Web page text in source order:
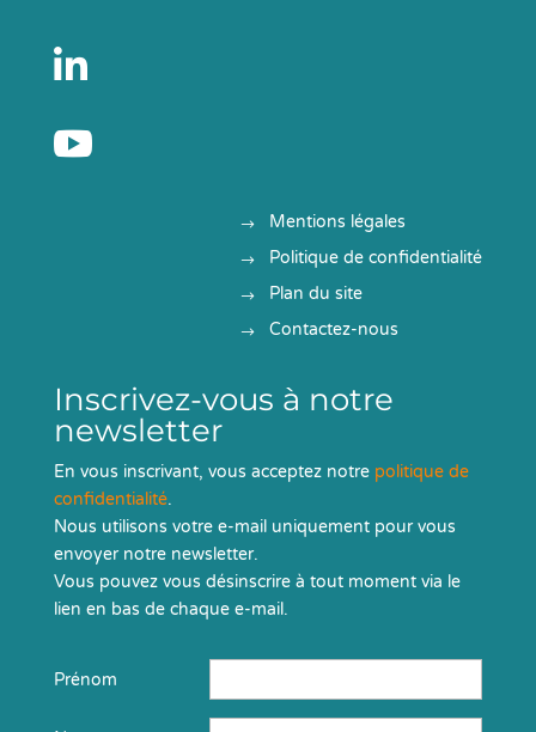


Mentions légales
Politique de confidentialité
Plan du site
Contactez-nous
Inscrivez-vous à notre
newsletter
En vous inscrivant, vous acceptez notre politique de
confidentialité.
Nous utilisons votre e-mail uniquement pour vous
envoyer notre newsletter.
Vous pouvez vous désinscrire à tout moment via le
lien en bas de chaque e-mail.
Prénom